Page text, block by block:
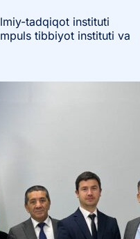
tadqiqot instituti
tibbiyot instituti va